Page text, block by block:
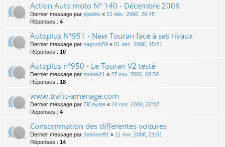
Action Auto moto N° 140 - Décembre 2006
Dernier message par jejedeo « 21 déc. 2006, 20:45
Réponses : 4
Autoplus N°951 - New Touran face à ses rivaux
Dernier message par nagrom59 « 01 déc. 2006, 15:21
Réponses : 10
Autoplus n°950 - Le Touran V2 testé
Dernier message par touran21 « 27 nov. 2006, 08:50
Réponses : 18
www.trafic-amenage.com
Dernier message par ElCoyote « 24 nov. 2006, 22:07
Réponses : 4
Consommation des differentes voitures
Dernier message par Jeannot91 « 11 nov. 2006, 21:01
Réponses : 14